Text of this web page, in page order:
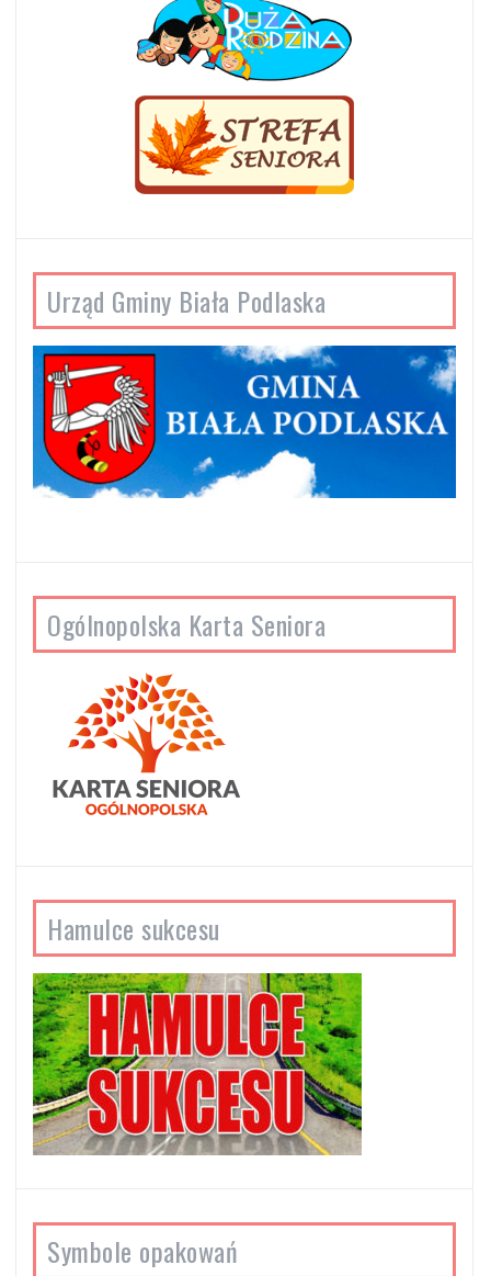
Urząd Gminy Biała Podlaska
Ogólnopolska Karta Seniora
Hamulce sukcesu
Symbole opakowań